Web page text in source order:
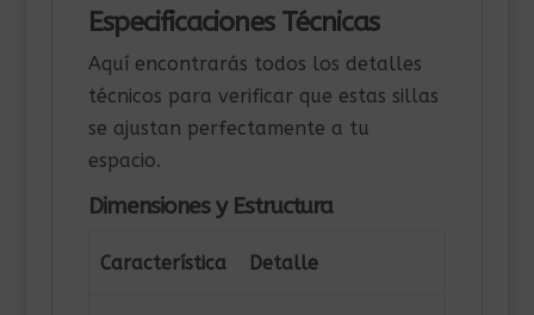
Especificaciones Técnicas
Aquí encontrarás todos los detalles
técnicos para verificar que estas sillas
se ajustan perfectamente a tu
espacio.
Dimensiones y Estructura
Característica Detalle